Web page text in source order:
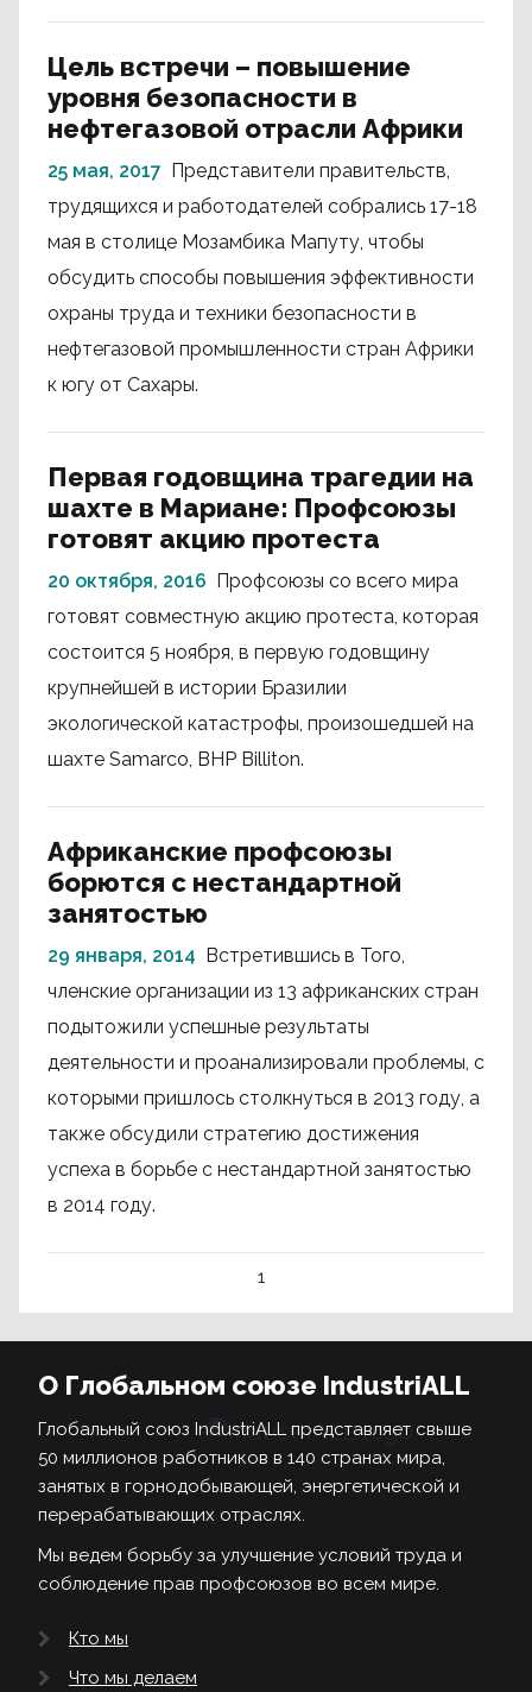
Цель встречи – повышение
уровня безопасности в
нефтегазовой отрасли Африки
25 мая, 2017 Представители правительств,
трудящихся и работодателей собрались 17-18
мая в столице Мозамбика Мапуту, чтобы
обсудить способы повышения эффективности
охраны труда и техники безопасности в
нефтегазовой промышленности стран Африки
к югу от Сахары.
Первая годовщина трагедии на
шахте в Мариане: Профсоюзы
готовят акцию протеста
20 октября, 2016 Профсоюзы со всего мира
готовят совместную акцию протеста, которая
состоится 5 ноября, в первую годовщину
крупнейшей в истории Бразилии
экологической катастрофы, произошедшей на
шахте Samarco, BHP Billiton.
Африканские профсоюзы
борются с нестандартной
занятостью
29 января, 2014 Встретившись в Того,
членские организации из 13 африканских стран
подытожили успешные результаты
деятельности и проанализировали проблемы, с
которыми пришлось столкнуться в 2013 году, а
также обсудили стратегию достижения
успеха в борьбе с нестандартной занятостью
в 2014 году.
1
О Глобальном союзе IndustriALL
Глобальный союз IndustriALL представляет свыше
50 миллионов работников в 140 странах мира,
занятых в горнодобывающей, энергетической и
перерабатывающих отраслях.
Мы ведем борьбу за улучшение условий труда и
соблюдение прав профсоюзов во всем мире.
Кто мы
Что мы делаем